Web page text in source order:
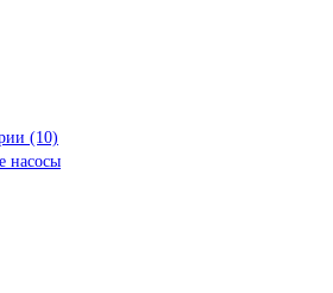
(10)
насосы